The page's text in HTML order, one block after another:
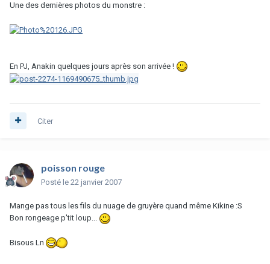
Une des dernières photos du monstre :
En PJ, Anakin quelques jours après son arrivée !
Citer
poisson rouge
Posté le 22 janvier 2007
Mange pas tous les fils du nuage de gruyère quand même Kikine :S
Bon rongeage p'tit loup...
Bisous Ln